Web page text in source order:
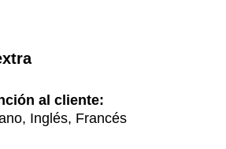
al cliente:
Inglés, Francés